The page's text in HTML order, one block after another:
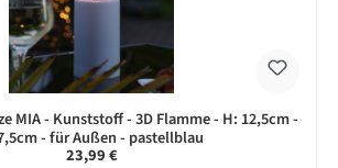
MIA - Kunststoff - 3D Flamme - H: 12,5cm -
- für Außen - pastellblau
Regulärer Preis:
23,99 €